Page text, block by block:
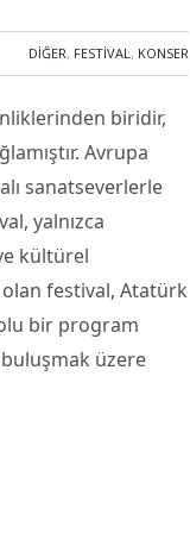
DIĞER, FESTIVAL, KONSER
biridir,
Avrupa
sanatseverlerle
yalnızca
kültürel
olan festival, Atatürk
bir program
üzere